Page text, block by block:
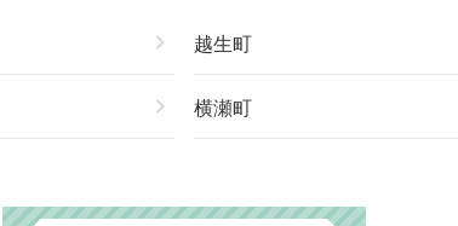
chevron_right 越生町
chevron_right 横瀬町